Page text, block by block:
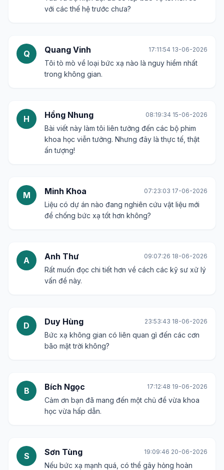
với các thế hệ trước chưa?
Q Quang Vinh 17:11:54 13-06-2026
Tôi tò mò về loại bức xạ nào là nguy hiểm nhất
trong không gian.
H Hồng Nhung 08:19:34 15-06-2026
Bài viết này làm tôi liên tưởng đến các bộ phim
khoa học viễn tưởng. Nhưng đây là thực tế, thật
ấn tượng!
M Minh Khoa 07:23:03 17-06-2026
Liệu có dự án nào đang nghiên cứu vật liệu mới
để chống bức xạ tốt hơn không?
A Anh Thư 09:07:26 18-06-2026
Rất muốn đọc chi tiết hơn về cách các kỹ sư xử lý
vấn đề này.
D Duy Hùng 23:53:43 18-06-2026
Bức xạ không gian có liên quan gì đến các cơn
bão mặt trời không?
B Bích Ngọc 17:12:48 19-06-2026
Cảm ơn bạn đã mang đến một chủ đề vừa khoa
học vừa hấp dẫn.
S Sơn Tùng 19:09:46 20-06-2026
Nếu bức xạ mạnh quá, có thể gây hỏng hoàn